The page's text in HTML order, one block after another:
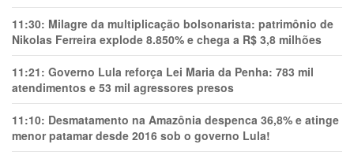
11:30: Milagre da multiplicação bolsonarista: patrimônio de
Nikolas Ferreira explode 8.850% e chega a R$ 3,8 milhões
11:21: Governo Lula reforça Lei Maria da Penha: 783 mil
atendimentos e 53 mil agressores presos
11:10: Desmatamento na Amazônia despenca 36,8% e atinge
menor patamar desde 2016 sob o governo Lula!